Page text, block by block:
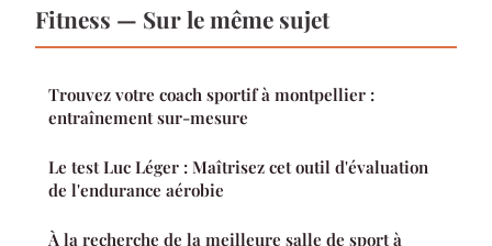
Fitness — Sur le même sujet
Trouvez votre coach sportif à montpellier :
entraînement sur-mesure
Le test Luc Léger : Maîtrisez cet outil d'évaluation
de l'endurance aérobie
À la recherche de la meilleure salle de sport à